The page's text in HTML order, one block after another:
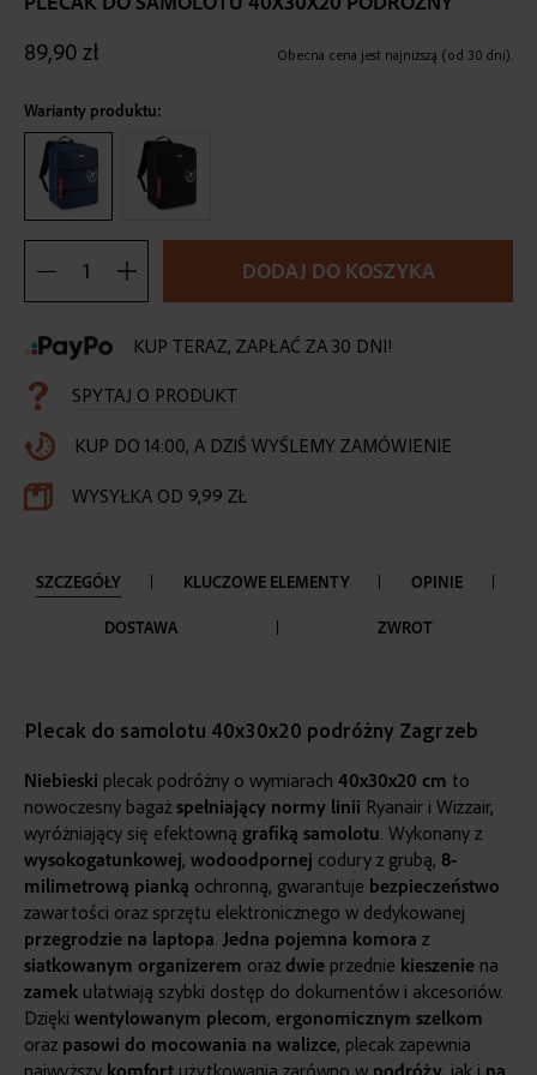
images
gallery
Obecna cena jest najniższą (od 30 dni).
89,90 zł
Warianty produktu:
DODAJ DO KOSZYKA
KUP TERAZ, ZAPŁAĆ ZA 30 DNI!
SPYTAJ O PRODUKT
KUP DO 14:00, A DZIŚ WYŚLEMY ZAMÓWIENIE
WYSYŁKA OD 9,99 ZŁ
SZCZEGÓŁY KLUCZOWE ELEMENTY OPINIE
DOSTAWA ZWROT
Plecak do samolotu 40x30x20 podróżny Zagrzeb
Niebieski plecak podróżny o wymiarach 40x30x20 cm to
nowoczesny bagaż spełniający normy linii Ryanair i Wizzair,
wyróżniający się efektowną grafiką samolotu. Wykonany z
wysokogatunkowej, wodoodpornej codury z grubą, 8-
milimetrową pianką ochronną, gwarantuje bezpieczeństwo
zawartości oraz sprzętu elektronicznego w dedykowanej
przegrodzie na laptopa. Jedna pojemna komora z
siatkowanym organizerem oraz dwie przednie kieszenie na
zamek ułatwiają szybki dostęp do dokumentów i akcesoriów.
Dzięki wentylowanym plecom, ergonomicznym szelkom
oraz pasowi do mocowania na walizce, plecak zapewnia